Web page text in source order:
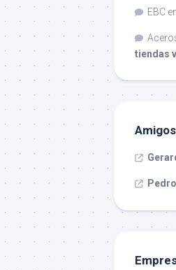
EBC
tiendas
Amigos